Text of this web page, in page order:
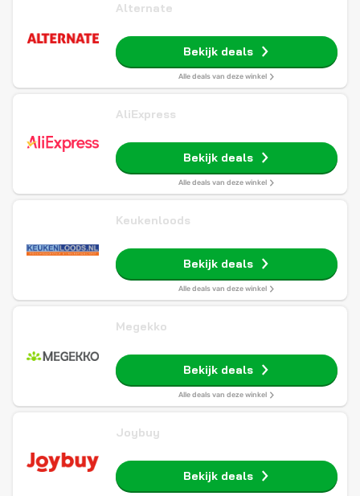
Alternate
Bekijk deals
Alle deals van deze winkel
AliExpress
Bekijk deals
Alle deals van deze winkel
Keukenloods
Bekijk deals
Alle deals van deze winkel
Megekko
Bekijk deals
Alle deals van deze winkel
Joybuy
Bekijk deals